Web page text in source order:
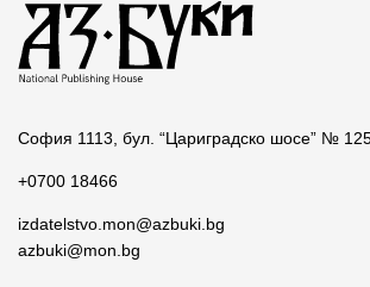
София 1113, бул. “Цариградско шосе” №
+0700 18466
izdatelstvo.mon@azbuki.bg
azbuki@mon.bg